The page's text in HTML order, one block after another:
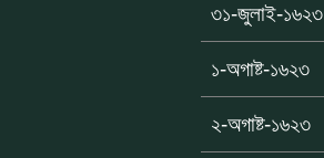
৩১-জুলাই-১৬২৩
১-অগাষ্ট-১৬২৩
২-অগাষ্ট-১৬২৩